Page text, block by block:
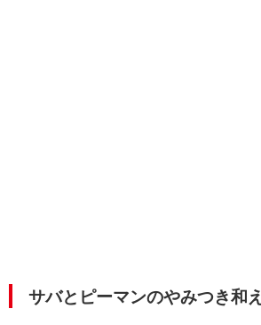
サバとピーマンのやみつき和え